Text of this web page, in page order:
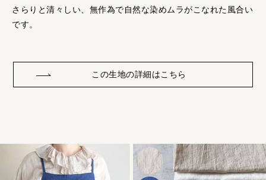
さらりと清々しい、無作為で自然な染めムラがこなれた風合い
です。
この生地の詳細はこちら